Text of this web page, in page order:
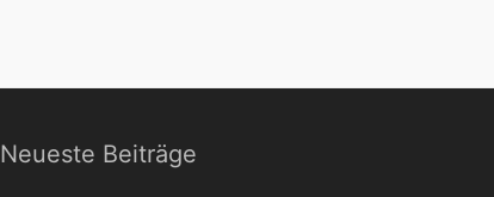
Neueste Beiträge